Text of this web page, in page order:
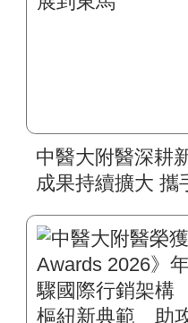
中醫大附醫深耕
成果持續擴大 攜
東馬